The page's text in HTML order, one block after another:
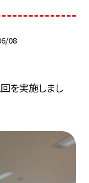
08
を実施しまし